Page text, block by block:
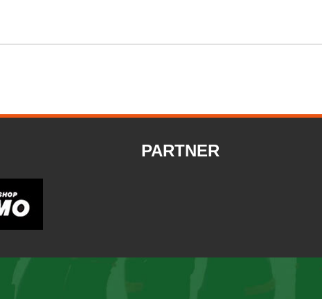
PARTNER